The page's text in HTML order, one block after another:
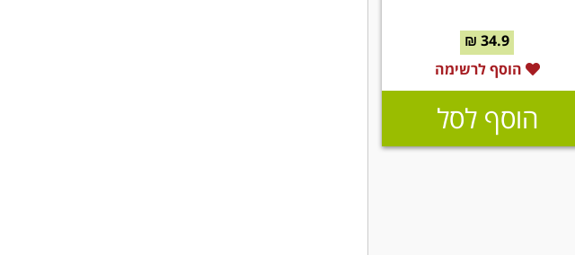
34.9 ₪
הוסף לרשימה
הוסף לסל